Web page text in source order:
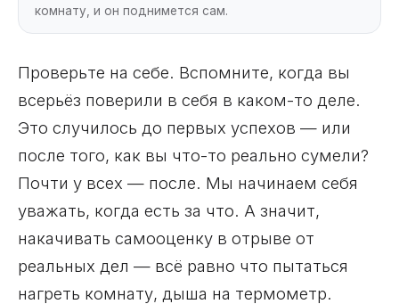
комнату, и он поднимется сам.
Проверьте на себе. Вспомните, когда вы
всерьёз поверили в себя в каком-то деле.
Это случилось до первых успехов — или
после того, как вы что-то реально сумели?
Почти у всех — после. Мы начинаем себя
уважать, когда есть за что. А значит,
накачивать самооценку в отрыве от
реальных дел — всё равно что пытаться
нагреть комнату, дыша на термометр.